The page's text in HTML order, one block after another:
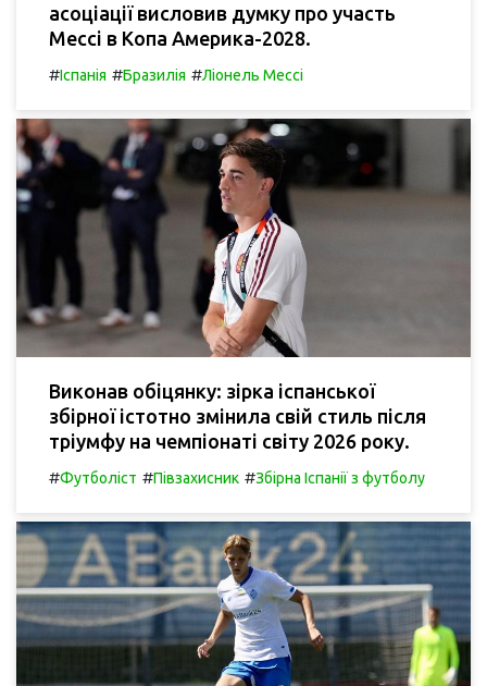
асоціації висловив думку про участь
Мессі в Копа Америка-2028.
#Іспанія #Бразилія #Ліонель Мессі
Виконав обіцянку: зірка іспанської
збірної істотно змінила свій стиль після
тріумфу на чемпіонаті світу 2026 року.
#Футболіст #Півзахисник #Збірна Іспанії з футболу